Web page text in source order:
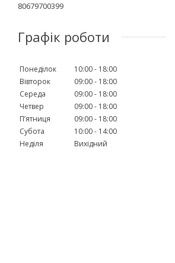
80679700399
Графік роботи
Понеділок 10:00
18:00
Вівторок
09:00
18:00
Середа
09:00
18:00
Четвер
09:00
18:00
Пʼятниця
09:00
18:00
Субота
10:00
14:00
Неділя
Вихідний